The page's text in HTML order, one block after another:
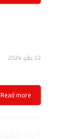
22 يناير، 2024
Read more